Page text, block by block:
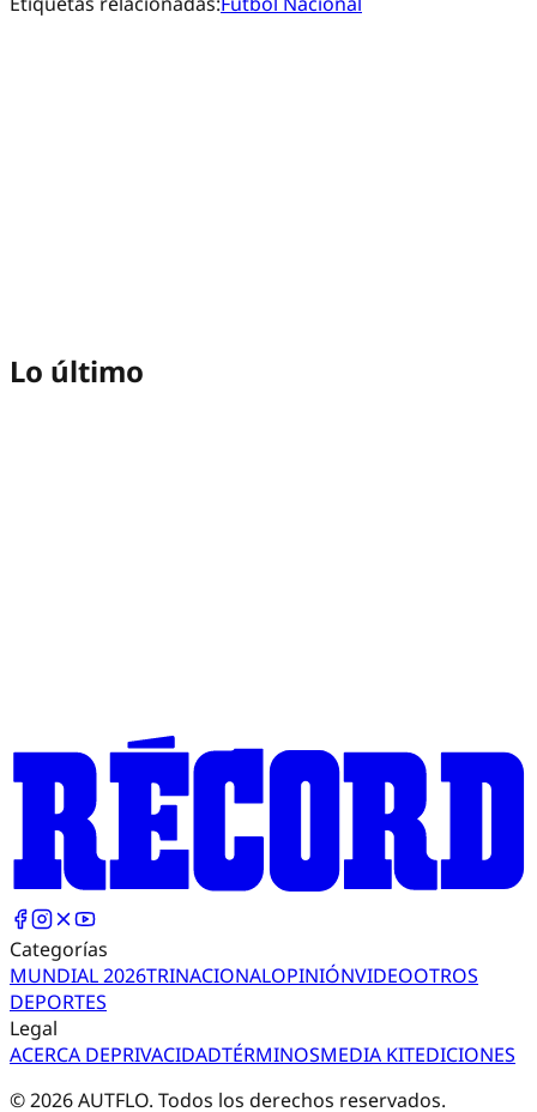
Lo último
Categorías
MUNDIAL 2026TRINACIONALOPINIÓNVIDEOOTROS
DEPORTES
Legal
ACERCA DEPRIVACIDADTÉRMINOSMEDIA KITEDICIONES
©2026AUTFLO. Todos los derechos reservados.